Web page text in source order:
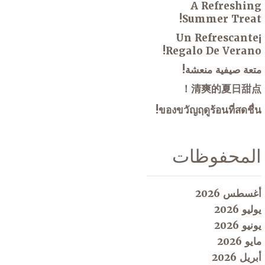
A Refreshing
Summer Treat!
¡Un Refrescante
Regalo De Verano!
متعة صيفية منعشة!
清爽的夏日甜点！
ของขวัญฤดูร้อนที่สดชื่น!
المحفوظات
أغسطس 2026
يوليو 2026
يونيو 2026
مايو 2026
أبريل 2026